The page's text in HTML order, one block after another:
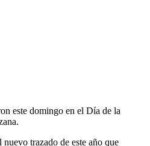
este domingo en el Día de la
trazado de este año que